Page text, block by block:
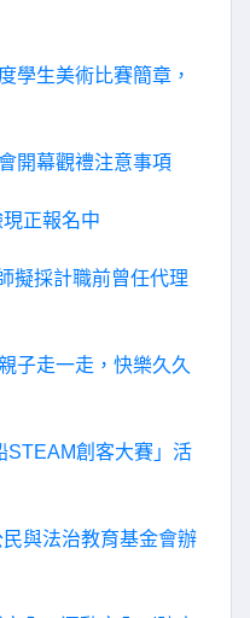
學生美術比賽簡章，
開幕觀禮注意事項
現正報名中
擬採計職前曾任代理
子走一走，快樂久久
STEAM創客大賽」活
民與法治教育基金會辦